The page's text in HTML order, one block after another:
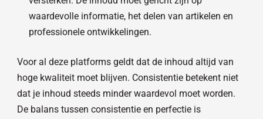
waardevolle informatie, het delen van artikelen en
professionele ontwikkelingen.
Voor al deze platforms geldt dat de inhoud altijd van
hoge kwaliteit moet blijven. Consistentie betekent niet
dat je inhoud steeds minder waardevol moet worden.
De balans tussen consistentie en perfectie is